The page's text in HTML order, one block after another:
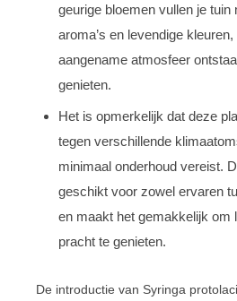
geurige bloemen vullen je tuin
aroma’s en levendige
aangename atmosfeer
genieten.
Het is opmerkelijk dat deze
tegen verschillende
minimaal onderhoud vereist.
geschikt voor zowel ervaren
en maakt het gemakkelijk om
pracht te genieten.
De introductie van Syringa